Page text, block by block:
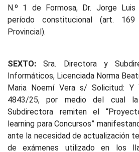
N.º 1 de Formosa, Dr. Jorge Luis
período constitucional (art.
Provincial).
SEXTO: Sra. Directora y
Informáticos, Licenciada Norma
Maria Noemí Vera s/ Solicitud: Y
4843/25, por medio del cual
Subdirectora remiten el
learning para Concursos”
ante la necesidad de actualización
de exámenes utilizado en los